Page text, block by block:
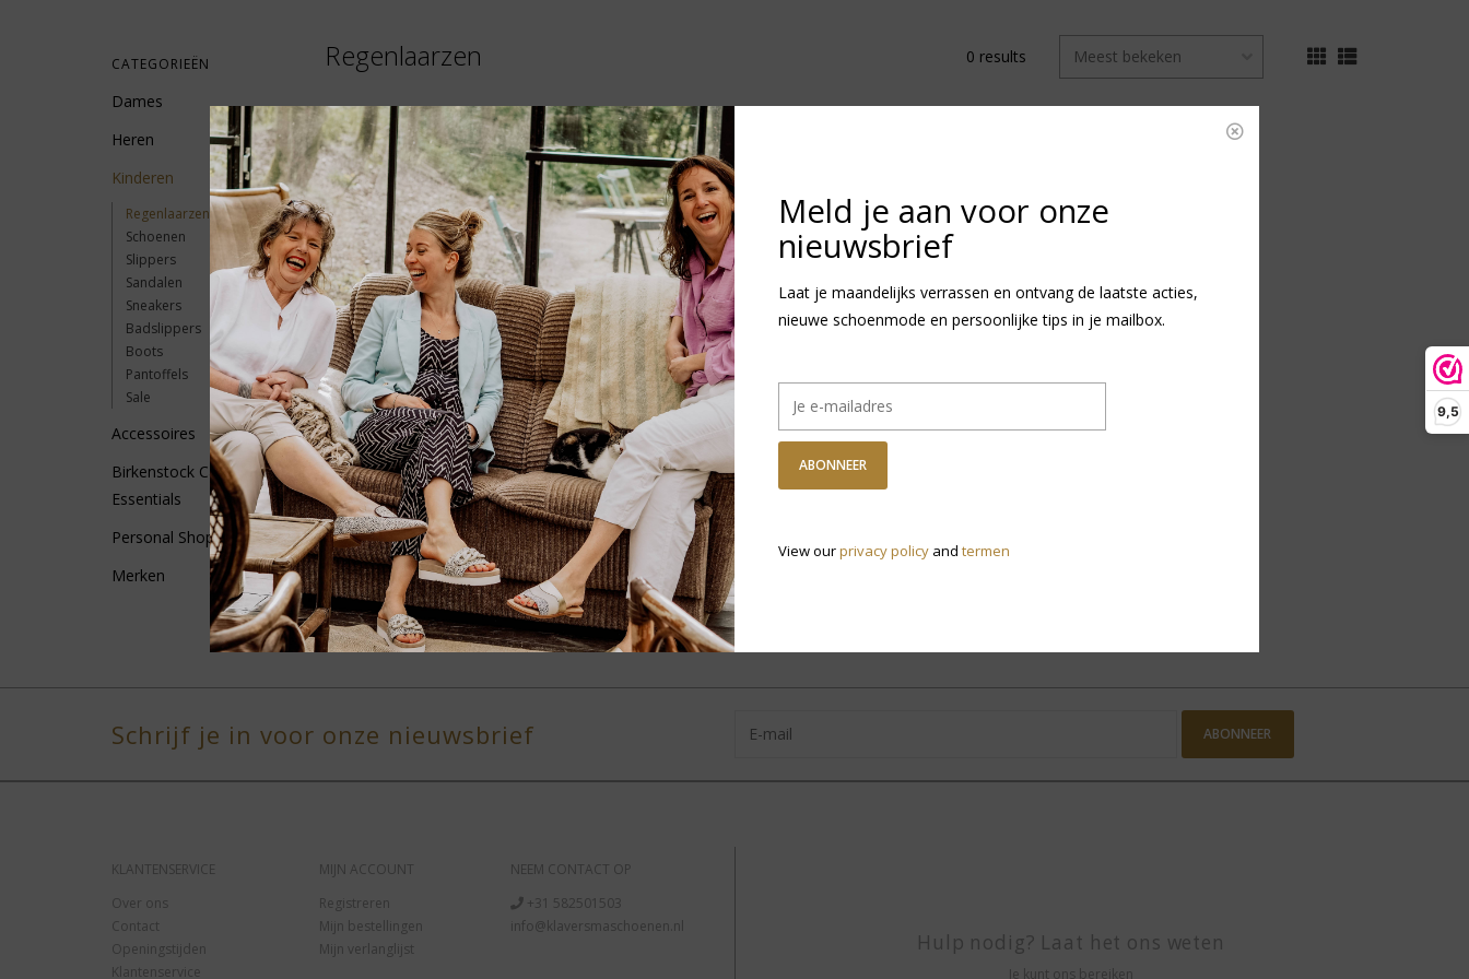
9,5
CATEGORIEËN
Dames
Heren
Kinderen
Regenlaarzen
Schoenen
Slippers
Sandalen
Sneakers
Badslippers
Boots
Pantoffels
Sale
Accessoires
Birkenstock Care
Essentials
Personal Shopping
Merken
Regenlaarzen 0 results
Geen producten gevonden!...
Schrijf je in voor onze nieuwsbrief ABONNEER
KLANTENSERVICE
Over ons
Contact
Openingstijden
Klantenservice
MIJN ACCOUNT
Registreren
Mijn bestellingen
Mijn verlanglijst
NEEM CONTACT OP
+31 582501503
info@klaversmaschoenen.nl
Hulp nodig? Laat het ons weten
Je kunt ons bereiken
Meld je aan voor onze
nieuwsbrief
Laat je maandelijks verrassen en ontvang de laatste acties,
nieuwe schoenmode en persoonlijke tips in je mailbox.
ABONNEER
View ourprivacy policy and termen